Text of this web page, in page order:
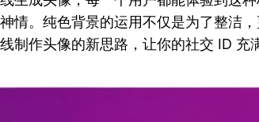
情。纯色背景的运用不仅是为了整洁
制作头像的新思路，让你的社交 ID 充